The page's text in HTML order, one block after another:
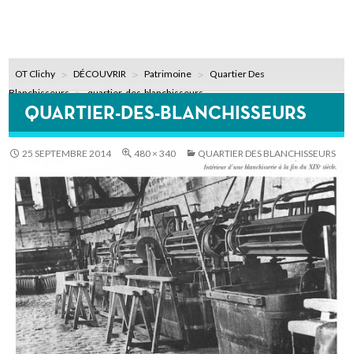
OT Clichy DÉCOUVRIR Patrimoine
Quartier Des
Blanchisseurs
quartier-des-blanchisseurs
QUARTIER-DES-BLANCHISSEURS
25 SEPTEMBRE 2014 480 × 340 QUARTIER DES BLANCHISSEURS